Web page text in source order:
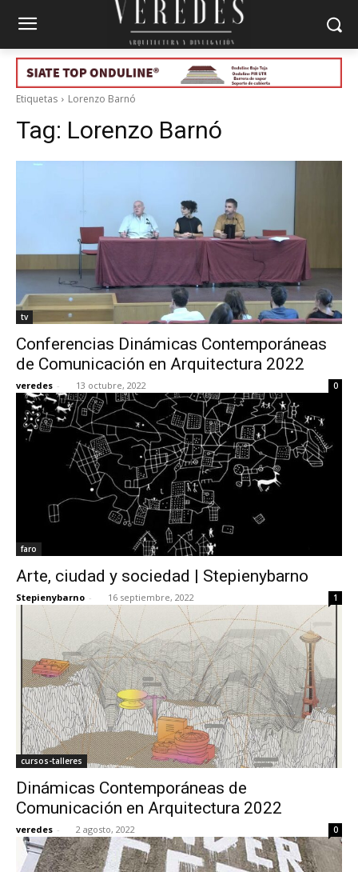
Etiquetas Lorenzo Barnó
Tag: Lorenzo Barnó
tv
Conferencias Dinámicas Contemporáneas
de Comunicación en Arquitectura 2022
veredes - 13 octubre, 2022 0
faro
Arte, ciudad y sociedad | Stepienybarno
Stepienybarno - 16 septiembre, 2022 1
cursos-talleres
Dinámicas Contemporáneas de
Comunicación en Arquitectura 2022
veredes - 2 agosto, 2022 0